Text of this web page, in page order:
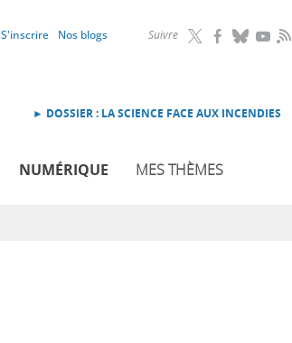
Suivre RSS
S'inscrire Nos blogs
► DOSSIER : LA SCIENCE FACE AUX INCENDIES
NUMÉRIQUE MES THÈMES